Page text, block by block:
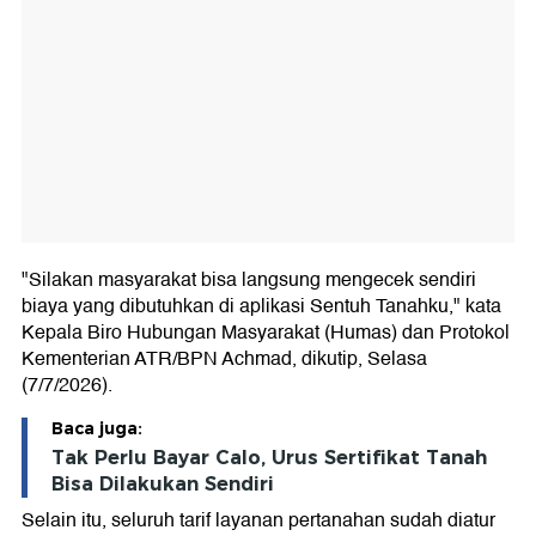
"Silakan masyarakat bisa langsung mengecek sendiri
biaya yang dibutuhkan di aplikasi Sentuh Tanahku," kata
Kepala Biro Hubungan Masyarakat (Humas) dan Protokol
Kementerian ATR/BPN Achmad, dikutip, Selasa
(7/7/2026).
Baca juga:
Tak Perlu Bayar Calo, Urus Sertifikat Tanah
Bisa Dilakukan Sendiri
Selain itu, seluruh tarif layanan pertanahan sudah diatur